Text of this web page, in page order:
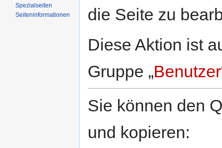
die Seite zu
Diese Aktion ist
Gruppe „Benutzer
Sie können den
und kopieren:
Spezialseiten
Seiten­informationen